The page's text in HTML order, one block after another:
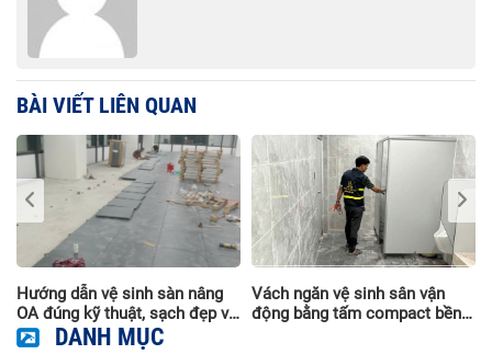
BÀI VIẾT LIÊN QUAN
Hướng dẫn vệ sinh sàn nâng
OA đúng kỹ thuật, sạch đẹp và
bền lâu
Vách ngăn vệ sinh sân vận
động bằng tấm compact bền
DANH MỤC